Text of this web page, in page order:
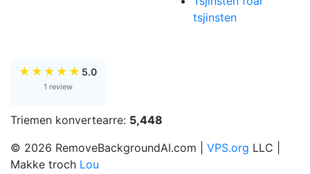
tsjinsten
★ ★ ★ ★ ★ 5.0
1 review
Triemen konvertearre: 5,448
© 2026 RemoveBackgroundAI.com | VPS.org LLC |
Makke troch Lou